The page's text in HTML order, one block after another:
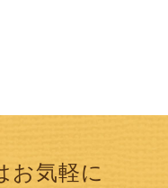
お気軽に